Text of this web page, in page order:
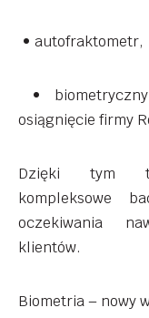
• autofraktometr,
•
osiągnięcie firmy
Dzięki tym
kompleksowe
oczekiwania
klientów.
Biometria – nowy